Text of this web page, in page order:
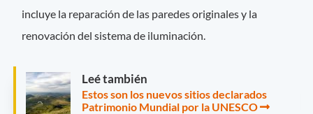
incluye la reparación de las paredes originales y la
renovación del sistema de iluminación.
Leé también
Estos son los nuevos sitios declarados
Patrimonio Mundial por la UNESCO